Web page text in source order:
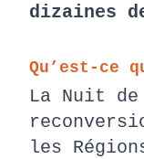
dizaines
Qu’est-ce
La Nuit
les